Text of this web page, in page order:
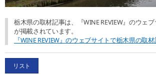
栃木県の取材記事は、『WINE REVIEW』のウェ
が掲載されています。
『WINE REVIEW』のウェブサイトで栃木県の取
リスト